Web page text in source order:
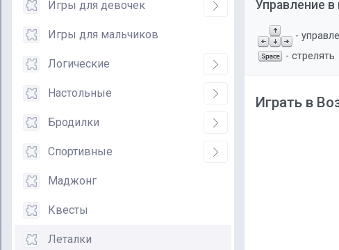
Игры для девочек
Игры для мальчиков
Логические
Настольные
Бродилки
Спортивные
Маджонг
Квесты
Леталки
Управление в
-
- стрелять
Играть в